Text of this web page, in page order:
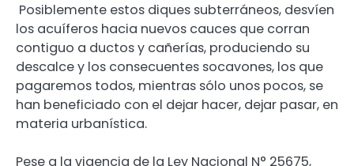
Posiblemente estos diques subterráneos, desvíen
los acuíferos hacia nuevos cauces que corran
contiguo a ductos y cañerías, produciendo su
descalce y los consecuentes socavones, los que
pagaremos todos, mientras sólo unos pocos, se
han beneficiado con el dejar hacer, dejar pasar, en
materia urbanística.
Pese a la vigencia de la Ley Nacional N° 25675,